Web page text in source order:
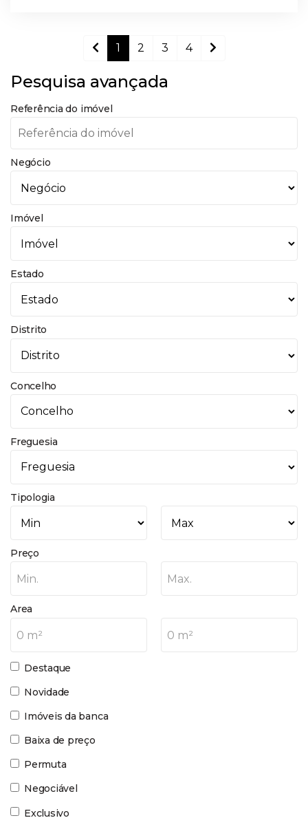
1 2 3 4
Pesquisa avançada
Referência do imóvel
Negócio
Imóvel
Estado
Distrito
Concelho
Freguesia
Tipologia
Preço
Min. Max.
Area
0 m² 0 m²
Destaque
Novidade
Imóveis da banca
Baixa de preço
Permuta
Negociável
Exclusivo